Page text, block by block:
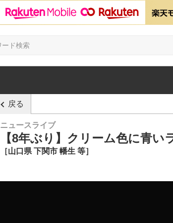
戻る
ニュースライブ
【8年ぶり】クリーム色に青い
［山口県 下関市 幡生 等］